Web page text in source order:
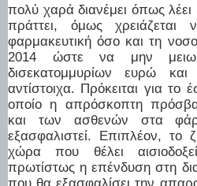
πολύ χαρά διανέμει όπως
πράττει, όμως χρειάζεται
φαρμακευτική όσο και τη
2014 ώστε να μην
δισεκατομμυρίων ευρώ
αντίστοιχα. Πρόκειται για το
οποίο η απρόσκοπτη
και των ασθενών στα
εξασφαλιστεί. Επιπλέον, το
χώρα που θέλει
πρωτίστως η επένδυση στη
που θα εξασφαλίσει την